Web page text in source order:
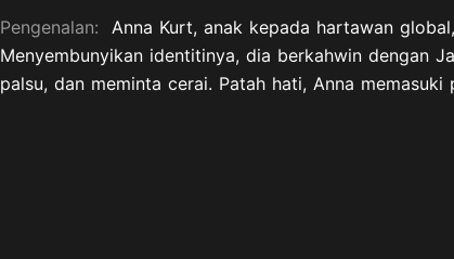
Pengenalan: Anna Kurt, anak kepada hartawan
Menyembunyikan identitinya, dia berkahwin dengan
palsu, dan meminta cerai. Patah hati, Anna